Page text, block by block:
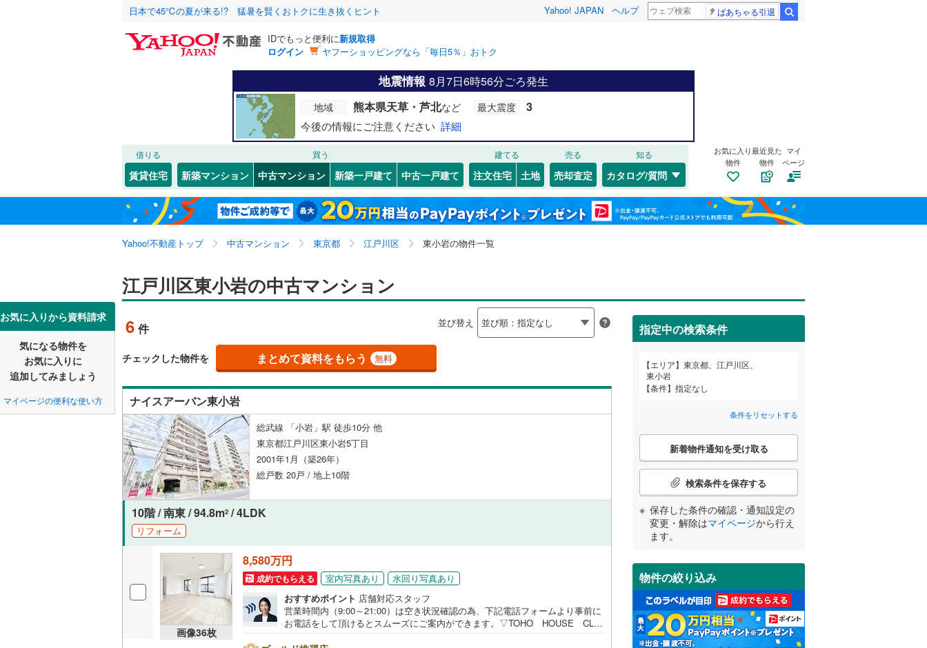
日本で45℃の夏が来る!? 猛暑を賢くおトクに生き抜くヒント Yahoo! JAPAN ヘルプ ばあちゃる引退
IDでもっと便利に新規取得
ログイン
ヤフーショッピングなら「毎日5％」おトク
地震情報 8月7日6時56分ごろ発生
地域 熊本県天草・芦北など 最大震度 3
今後の情報にご注意ください 詳細
借りる
賃貸住宅
買う
新築マンション 中古マンション 新築一戸建て 中古一戸建て
建てる
注文住宅 土地
売る
売却査定
知る
カタログ/質問
お気に入り
物件
最近見た
物件
マイ
ページ
Yahoo!不動産トップ 中古マンション 東京都 江戸川区 東小岩の物件一覧
お気に入りから資料請求
気になる物件を
お気に入りに
追加してみましょう
マイページの便利な使い方
江戸川区東小岩の中古マンション
6 件 並び替え
チェックした物件を まとめて資料をもらう 無料
ナイスアーバン東小岩
総武線 「小岩」駅 徒歩10分 他
東京都江戸川区東小岩5丁目
2001年1月（築26年）
総戸数 20戸 / 地上10階
10階 / 南東 / 94.8m2 / 4LDK
リフォーム
画像36枚
8,580万円
成約でもらえる 室内写真あり
水回り写真あり
おすすめポイント 店舗対応スタッフ
営業時間内（9:00～21:00）は空き状況確認の為、下記電話フォームより事前に
お電話をして頂けるとスムーズにご案内ができます。▽TOHO HOUSE CLU
指定中の検索条件
エリア
東京都、江戸川区、
東小岩
条件
指定なし
条件をリセットする
こ
検
条
件
受
け
取
る
・
条
新着物件通知を受け取る
検索条件を保存する
保存した条件の確認・通知設定の
変更・解除はマイページから行え
ます。
物件の絞り込み
北海道
青森 岩手 宮城
関東 東京 神奈川 埼玉 千葉 茨城 栃木 群馬 山梨
信越・北陸 新潟 長野 富山 石川 福井
東海 愛知 岐阜 静岡 三重
近畿 大阪 兵庫
広島 山口
徳島 香川 愛媛
九州・沖縄 福岡 佐賀 長崎 熊本 大分 鹿児島
該当物件0件 条件をリセットする
千代田区(158) 中央区
新宿区(712) 文京区(328) 渋谷区(492)
豊島区(440) 北区 (258) 板橋区 (469
台東区(325) 墨田区(220) 江東区(432)
荒川区(159) 足立区(406) 葛飾区(213)
江戸川区
204) 中野区 (311
練馬区(353)
大田区(396) 世田谷区(551)
東京23区以外 八王子市(299) 立川市(77) 武蔵野市(68)
三鷹市(72) 府中市(92)
昭島市(23) 調布市(68) 町田市(78)
小金井市 (44)
東村山市(43) (23)
福生市(28) 東大和市(15)
清瀬市(14) 東久留米市(15) 武蔵村山市(5)
羽村市 ( 22)
あきる野市(2) 西東京市(72)
西多摩郡日の出町(0) 西多摩郡檜原村 西多摩郡奥多摩町
大島町(0) 利島村 (0) 新島村(0)
神津島村(0) 三宅島三宅村(0) 御蔵島村(0)
該当物件0件 条件をリセットする
一之江 5) 宇喜田町
北葛西(4) 北小岩(10) 小松川(6)
鹿骨(2) 篠崎町(3) 中央(8 )
中葛西(19) 西葛西(17) 西小岩(15)
西瑞江(2) 春江町(4) 東葛西(10)
東小岩
(6 東小松川
平井(20)
松島(2) 南葛西(16) 南小岩(8)
臨海町(1) 上一色(1)
本一色(3)
該当物件0件 条件をリセットする
東北本線(0) 常磐線(0) 高崎線(0)
湘南新宿ライン（宇都宮～逗子）
(
湘南新宿ライン（前橋～小田原）
(0)
東海道本線(0) 山手線
南武線( 0) 武蔵野線(0) 横浜線( 0)
横須賀線(0) 中央本線（JR東日本） (0) 青梅線
東北新幹線(0 )
北陸新幹線(0)
東京メトロ銀座線(0) 東京メトロ丸ノ内方南支線(0)
東京メトロ日比谷線(0) 東京メトロ千代田線(0)
東京メトロ南北線
東京メトロ副都心線(0)
都営新宿線(2)
私鉄・その他 つくばエクスプレス( 京成押上線 (0)
京成金町線
東武伊勢崎線(0)
西武池袋線
西武有楽町線
西武国分寺線(0)
西武多摩湖線 (0) 西武多摩川線 西武拝島線(0)
西武山口線(0) 京王線 (0) 京王高尾線(0)
小田急小田原線(0)
該当物件0件 条件をリセットする
該当物件0件 条件をリセットする
リフォーム、リノベーション
リノベーション・リフォーム
（4）
築古・築30年以上
共用設備
宅配ボックスあり（3） 24時間ゴミ出し可（1） 自転車置き場（6）
トランクルーム（2） エレベーター（5） バイク置き場（3）
駐車場空きあり（近隣を含む）
オートロック
管理・管理規約
24時間有人管理（1 ）
配置、向き、建ち方、日当たり
角住戸（2）
南向き（南東・南西含む）
（5）
2階以上（6）
階下に住戸なし（0） 最上階（1）
構造・規模・施工・品質・工法関連
耐震構造（3） 免震構造（0） 制震構造（0）
（0）
低層マンション（4階建て以
下） （ 2
立地
最寄りの駅が始発駅（0） 海まで2km以内（ ） 小学校まで1km以内（4）
該当物件0件 条件をリセットする
検索条件を保存しました
この検索条件の新着物件通知は、 マイページ から設定できます。
東京都、江戸川区、東小岩
検索条件を保存する
マイページ